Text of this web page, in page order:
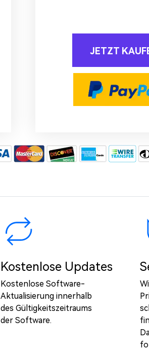
JETZT
Kostenlose Updates
Kostenlose Software-
Aktualisierung innerhalb
des Gültigkeitszeitraums
der Software.